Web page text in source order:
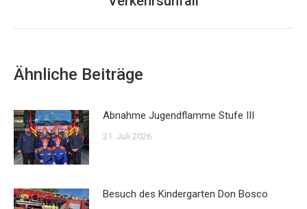
Ähnliche Beiträge
Abnahme Jugendflamme Stufe III
21. Juli 2026
Besuch des Kindergarten Don Bosco